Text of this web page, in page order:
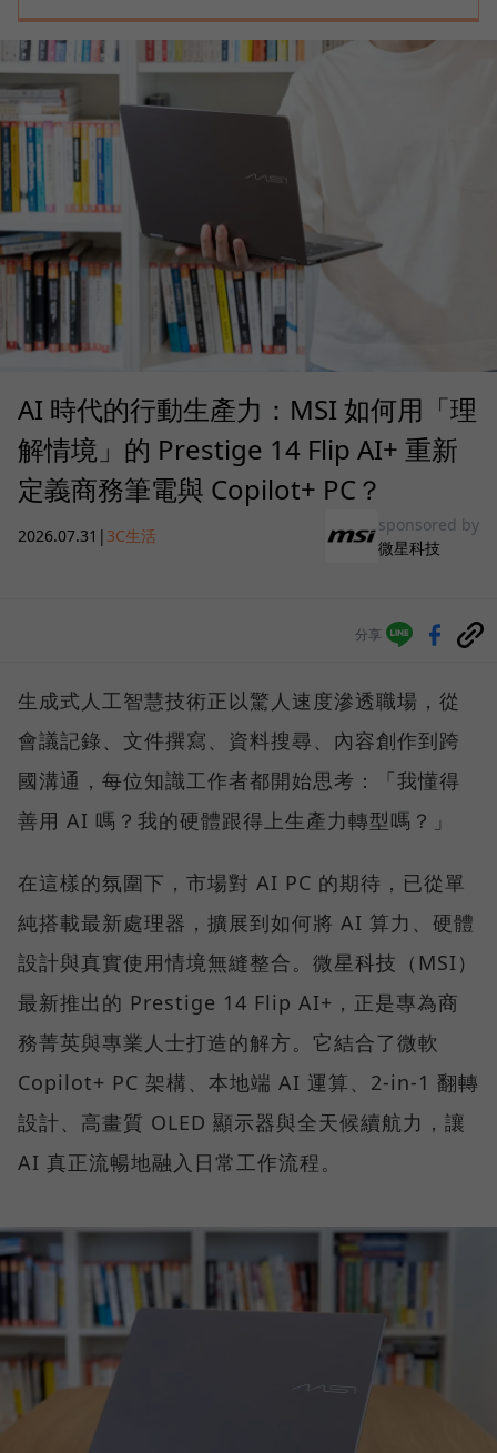
AI 時代的行動生產力：MSI 如何用「理
解情境」的 Prestige 14 Flip AI+ 重新
定義商務筆電與 Copilot+ PC？
2026.07.31 | 3C生活
sponsored by
微星科技
分享
生成式人工智慧技術正以驚人速度滲透職場，從
會議記錄、文件撰寫、資料搜尋、內容創作到跨
國溝通，每位知識工作者都開始思考：「我懂得
善用 AI 嗎？我的硬體跟得上生產力轉型嗎？」
在這樣的氛圍下，市場對 AI PC 的期待，已從單
純搭載最新處理器，擴展到如何將 AI 算力、硬體
設計與真實使用情境無縫整合。微星科技（MSI）
最新推出的 Prestige 14 Flip AI+，正是專為商
務菁英與專業人士打造的解方。它結合了微軟
Copilot+ PC 架構、本地端 AI 運算、2-in-1 翻轉
設計、高畫質 OLED 顯示器與全天候續航力，讓
AI 真正流暢地融入日常工作流程。